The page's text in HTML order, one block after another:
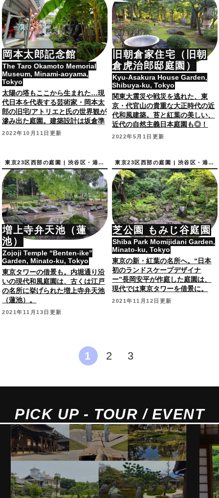
岡本太郎記念館
The Taro Okamoto Memorial
Museum, Minami-aoyama,
Tokyo
太陽の塔もここから生まれた…現
代日本を代表する芸術家・岡本太
郎の旧宅/アトリエと氏の世界観が
滲み出た庭園。建築設計は坂倉準
三。
2022年10月11日更新
旧朝倉家住宅（旧朝
倉虎治郎邸庭園）
Kyu-Asakura House Garden,
Shibuya-ku, Tokyo
関東大震災や戦災を逃れた、東
京・代官山の貴重な大正時代の近
代和風建築。苔と紅葉の美しい、
近代の自然主義日本庭園も◎！
2022年5月1日更新
東京23区西部の庭園 | 渋谷区・港区の庭園
増上寺弁天池（蓮
池）
Zojoji Temple “Benten-ike”
Garden, Minato-ku, Tokyo
東京タワーの借景も。内堀通り沿
いの現代和風庭園は、古くは江戸
の名所に挙げられた増上寺弁天池
（蓮池）。
2021年11月13日更新
東京23区西部の庭園 | 渋谷区・港区の庭園
芝公園 もみじ谷庭園
Shiba Park Momijidani Garden,
Minato-ku, Tokyo
東京の新・紅葉の名所へ。“日本
初のランドスケープデザイナ
ー”長岡安平が作庭した庭園は、
現代では東京タワーを借景に。
2021年11月12日更新
1 2 3
PICK UP - TOUR / EVENT